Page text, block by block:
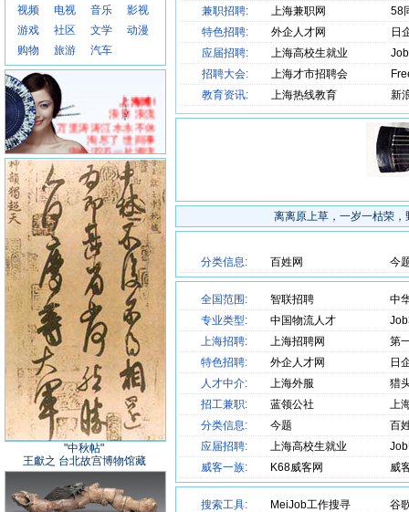
视频 电视 音乐
影视
游戏
社区 文学
动漫
购物
旅游 汽车
上海滩!
浪奔 浪流
万里涛涛江水永不休
淘尽了 世间事
混作滔滔一片潮流
是喜 是愁
浪里分不清欢笑悲忧
成功 失败
浪里看不出有未有
爱你恨你 问君知否
似大江一发不收
转千弯 转千滩
亦未平复此中争斗
又有喜 又有愁
就算分不清欢笑悲忧
仍愿翻 百千浪
在我心中起伏够
爱你恨你 问君知否
似大江一发不收
转千弯 转千滩
亦未平复此中争斗
又有喜 又有愁
就算分不清欢笑悲忧
仍愿翻 百千浪
在我心中起伏够
仍愿翻 百千浪
在我心中起伏够
"中秋帖"
王獻之 台北故宫博物馆藏
兼职招聘:
上海兼职网
58
特色招聘:
外企人才网
日
应届招聘:
上海高校生就业
招聘大会:
上海才市招聘会
教育资讯:
上海热线教育 新
离离原上草，一岁一枯荣
分类信息: 百姓网 今
全国范围: 智联招聘
中
专业类型:
中国物流人才
上海招聘:
上海招聘网
第
特色招聘:
外企人才网
日
人才中介:
上海外服
猎
招工兼职:
蓝领公社
上
分类信息:
今题
百
应届招聘:
上海高校生就业
威客一族:
K68威客网 威
搜索工具: MeiJob工作搜寻
谷